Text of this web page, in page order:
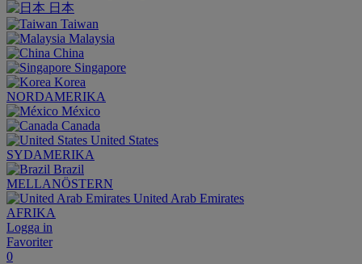
日本
Taiwan
Malaysia
China
Singapore
Korea
NORDAMERIKA
México
Canada
United States
SYDAMERIKA
Brazil
MELLANÖSTERN
United Arab Emirates
AFRIKA
Logga in
Favoriter
0